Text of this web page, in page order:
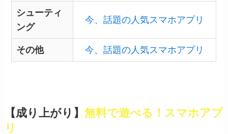
シューティ
ング
今、話題の人気スマホアプリ
その他 今、話題の人気スマホアプリ
【成り上がり】 無料で遊べる！スマホアプ
リ